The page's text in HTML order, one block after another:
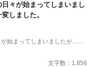
々が始まってしまいまし
しました。
が始まってしまいましたが……
文字数：1,856